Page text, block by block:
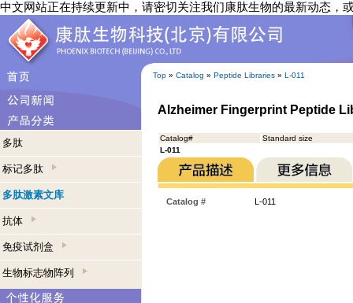
中文网站正在持续更新中，请密切关注我们康肽生物的最新动态，
Top » Catalog » Peptide Libraries » L-011
多肽
标记多肽
多肽激素文库
抗体
免疫试剂盒
生物标志物阵列
Alzheimer Fingerprint Peptide
Catalog#
Standard size
L-011
Catalog # L-011